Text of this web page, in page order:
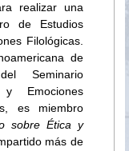
realizar una
de Estudios
Filológicas.
de
Seminario
y Emociones
es miembro
sobre Ética y
más de